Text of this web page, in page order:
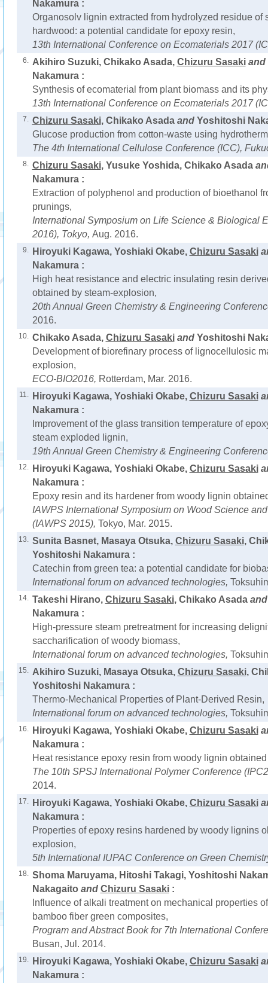
Nakamura :
Organosolv lignin extracted from hydrolyzed residue of
hardwood: a potential candidate for epoxy resin,
13th International Conference on Ecomaterials 2017
6. Akihiro Suzuki, Chikako Asada, Chizuru Sasakiand
Nakamura :
Synthesis of ecomaterial from plant biomass and its
13th International Conference on Ecomaterials 2017
7. Chizuru Sasaki, Chikako Asadaand Yoshitoshi
Glucose production from cotton-waste using
The 4th International Cellulose Conference (ICC),
8. Chizuru Sasaki, Yusuke Yoshida, Chikako Asada
Nakamura :
Extraction of polyphenol and production of bioethanol
prunings,
International Symposium on Life Science & Biological
2016), Tokyo, Aug. 2016.
9. Hiroyuki Kagawa, Yoshiaki Okabe, Chizuru Sasaki
Nakamura :
High heat resistance and electric insulating resin
obtained by steam-explosion,
20th Annual Green Chemistry & Engineering
2016.
10. Chikako Asada, Chizuru Sasakiand Yoshitoshi
Development of biorefinary process of lignocellulosic
explosion,
ECO-BIO2016, Rotterdam, Mar. 2016.
11. Hiroyuki Kagawa, Yoshiaki Okabe, Chizuru Sasaki
Nakamura :
Improvement of the glass transition temperature of
steam exploded lignin,
19th Annual Green Chemistry & Engineering
12. Hiroyuki Kagawa, Yoshiaki Okabe, Chizuru Sasaki
Nakamura :
Epoxy resin and its hardener from woody lignin
IAWPS International Symposium on Wood Science
(IAWPS 2015), Tokyo, Mar. 2015.
13. Sunita Basnet, Masaya Otsuka, Chizuru Sasaki,
Yoshitoshi Nakamura :
Catechin from green tea: a potential candidate for
International forum on advanced technologies,
14. Takeshi Hirano, Chizuru Sasaki, Chikako Asada
Nakamura :
High-pressure steam pretreatment for increasing
saccharification of woody biomass,
International forum on advanced technologies,
15. Akihiro Suzuki, Masaya Otsuka, Chizuru Sasaki,
Yoshitoshi Nakamura :
Thermo-Mechanical Properties of Plant-Derived Resin,
International forum on advanced technologies,
16. Hiroyuki Kagawa, Yoshiaki Okabe, Chizuru Sasaki
Nakamura :
Heat resistance epoxy resin from woody lignin
The 10th SPSJ International Polymer Conference
2014.
17. Hiroyuki Kagawa, Yoshiaki Okabe, Chizuru Sasaki
Nakamura :
Properties of epoxy resins hardened by woody lignins
explosion,
5th International IUPAC Conference on Green
18. Shoma Maruyama, Hitoshi Takagi, Yoshitoshi
Nakagaito and Chizuru Sasaki:
Influence of alkali treatment on mechanical properties
bamboo fiber green composites,
Program and Abstract Book for 7th International
Busan, Jul. 2014.
19. Hiroyuki Kagawa, Yoshiaki Okabe, Chizuru Sasaki
Nakamura :